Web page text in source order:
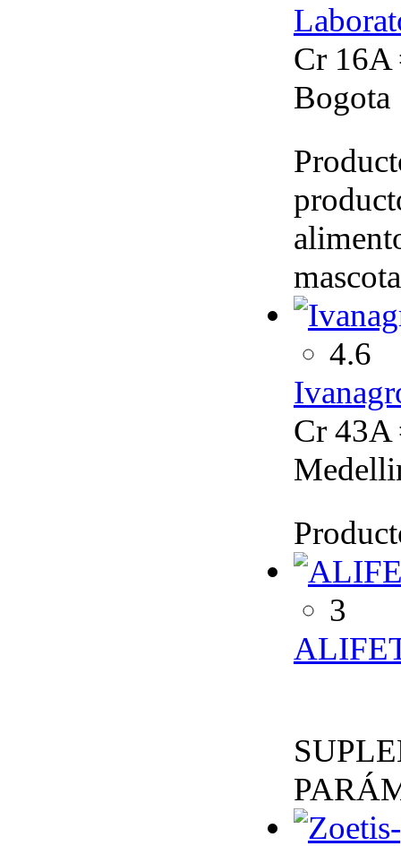
Cr 16A
Bogota
4.6
Cr 43A
3